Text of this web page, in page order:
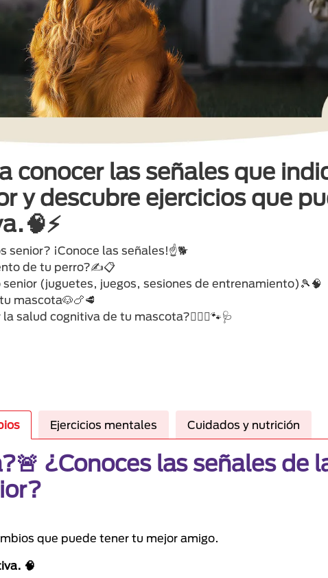
conocer las señales que
y descubre ejercicios que
senior? ¡Conoce las señales!☝️🐕
de tu perro?✍️📋
(juguetes, juegos, sesiones de entrenamiento)🎾🧠
mascota🐶🍗🥩
salud cognitiva de tu mascota?👩🏻‍⚕️🐾🩺
Ejercicios mentales Cuidados y nutrición
¿Conoces las señales de
que puede tener tu mejor amigo.
🧠